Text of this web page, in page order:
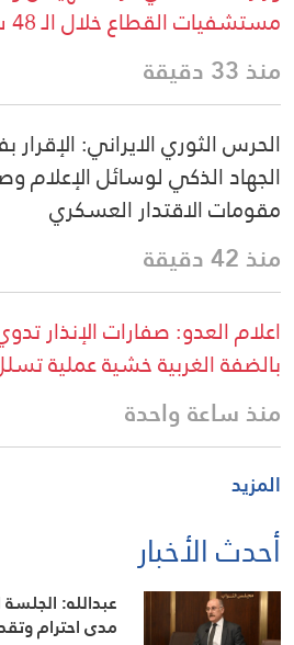
مستشفيات القطاع خلال الـ 48 ساعة الماضية
منذ 33 دقيقة
الحرس الثوري الايراني:
الجهاد الذكي لوسائل الإعلام
مقومات الاقتدار العسكري
منذ 42 دقيقة
اعلام العدو: صفارات الإنذار
بالضفة الغربية خشية عملية
منذ ساعة واحدة
المزيد
أحدث الأخبار
عبدالله:
مدى احترام